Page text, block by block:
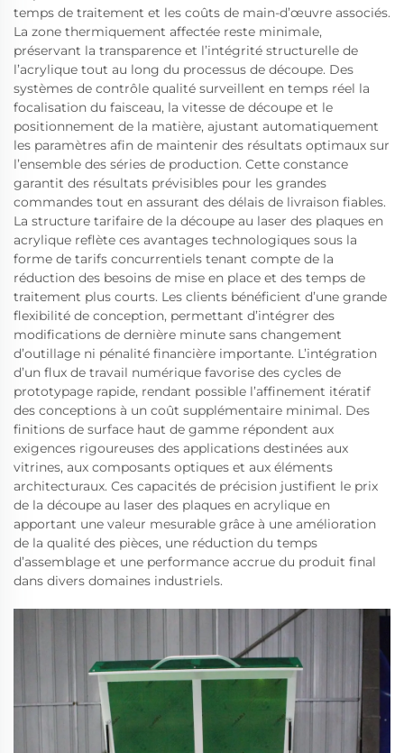
temps de traitement et les coûts de main-d’œuvre associés.
La zone thermiquement affectée reste minimale,
préservant la transparence et l’intégrité structurelle de
l’acrylique tout au long du processus de découpe. Des
systèmes de contrôle qualité surveillent en temps réel la
focalisation du faisceau, la vitesse de découpe et le
positionnement de la matière, ajustant automatiquement
les paramètres afin de maintenir des résultats optimaux sur
l’ensemble des séries de production. Cette constance
garantit des résultats prévisibles pour les grandes
commandes tout en assurant des délais de livraison fiables.
La structure tarifaire de la découpe au laser des plaques en
acrylique reflète ces avantages technologiques sous la
forme de tarifs concurrentiels tenant compte de la
réduction des besoins de mise en place et des temps de
traitement plus courts. Les clients bénéficient d’une grande
flexibilité de conception, permettant d’intégrer des
modifications de dernière minute sans changement
d’outillage ni pénalité financière importante. L’intégration
d’un flux de travail numérique favorise des cycles de
prototypage rapide, rendant possible l’affinement itératif
des conceptions à un coût supplémentaire minimal. Des
finitions de surface haut de gamme répondent aux
exigences rigoureuses des applications destinées aux
vitrines, aux composants optiques et aux éléments
architecturaux. Ces capacités de précision justifient le prix
de la découpe au laser des plaques en acrylique en
apportant une valeur mesurable grâce à une amélioration
de la qualité des pièces, une réduction du temps
d’assemblage et une performance accrue du produit final
dans divers domaines industriels.